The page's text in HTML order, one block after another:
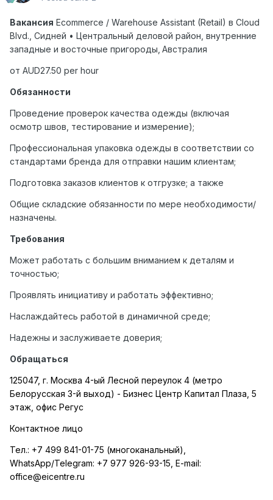
Вакансия Ecommerce / Warehouse Assistant (Retail) в Cloud
Blvd., Сидней • Центральный деловой район, внутренние
западные и восточные пригороды, Австралия
от AUD27.50 per hour
Обязанности
Проведение проверок качества одежды (включая
осмотр швов, тестирование и измерение);
Профессиональная упаковка одежды в соответствии со
стандартами бренда для отправки нашим клиентам;
Подготовка заказов клиентов к отгрузке; а также
Общие складские обязанности по мере необходимости/
назначены.
Требования
Может работать с большим вниманием к деталям и
точностью;
Проявлять инициативу и работать эффективно;
Наслаждайтесь работой в динамичной среде;
Надежны и заслуживаете доверия;
Обращаться
125047, г. Москва 4-ый Лесной переулок 4 (метро
Белорусская 3-й выход) - Бизнес Центр Капитал Плаза, 5
этаж, офис Регус
Контактное лицо
Тел.: +7 499 841-01-75 (многоканальный),
WhatsApp/Telegram: +7 977 926-93-15, E-mail:
office@eicentre.ru